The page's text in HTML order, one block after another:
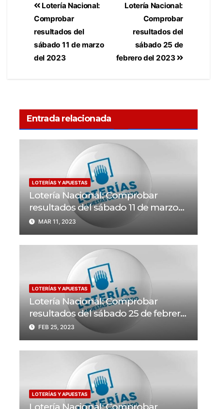
Lotería Nacional:
Comprobar
resultados del
sábado 25 de
febrero del 2023
Lotería Nacional:
Comprobar
resultados del
sábado 11 de marzo
del 2023
Entrada relacionada
LOTERÍAS Y APUESTAS
Lotería Nacional: Comprobar
resultados del sábado 11 de marzo
del 2023
MAR 11, 2023
LOTERÍAS Y APUESTAS
Lotería Nacional: Comprobar
resultados del sábado 25 de febrero
del 2023
FEB 25, 2023
LOTERÍAS Y APUESTAS
Lotería Nacional: Comprobar